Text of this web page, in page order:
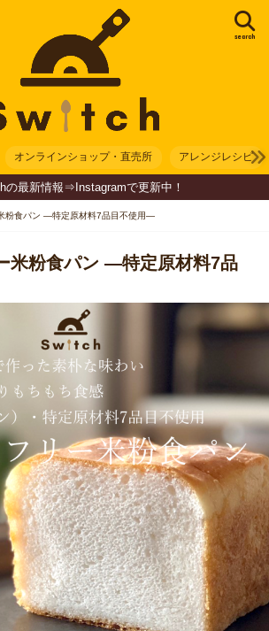
search
オンラインショップ・直売所 アレンジレシピ
の最新情報⇒Instagramで更新中！
粉食パン —特定原材料7品目不使用—
米粉食パン —特定原材料7品